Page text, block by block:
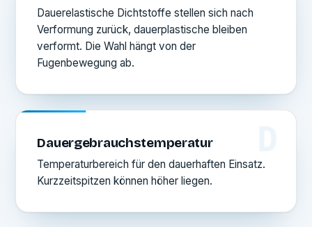
Dauerelastische Dichtstoffe stellen sich nach
Verformung zurück, dauerplastische bleiben
verformt. Die Wahl hängt von der
Fugenbewegung ab.
Dauergebrauchstemperatur
Temperaturbereich für den dauerhaften Einsatz.
Kurzzeitspitzen können höher liegen.